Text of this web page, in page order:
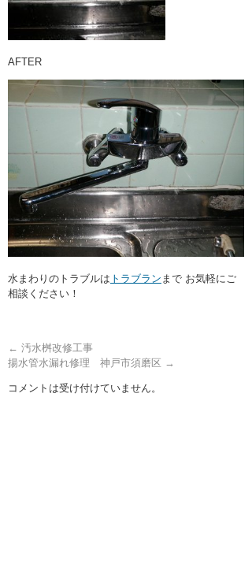
AFTER
水まわりのトラブルは トラブラン まで お気軽にご
相談ください！
← 汚水桝改修工事
揚水管水漏れ修理 神戸市須磨区 →
コメントは受け付けていません。